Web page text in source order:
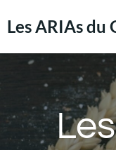
Les ARIAs du